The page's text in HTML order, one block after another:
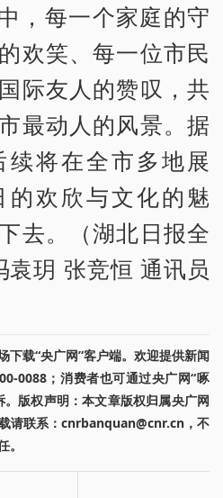
，每一个家庭的守
欢笑、每一位市民
际友人的赞叹，共
最动人的风景。据
将在全市多地展
欢欣与文化的魅
去。（湖北日报全
玥 张竞恒 通讯员
下载“央广网”客户端。欢迎提供新闻
0088；消费者也可通过央广网“啄
版权声明：本文章版权归属央广网
请联系：cnrbanquan@cnr.cn，不